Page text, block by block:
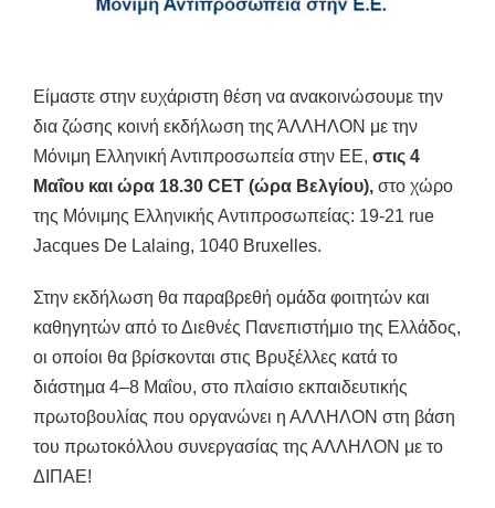
Είμαστε στην ευχάριστη θέση να ανακοινώσουμε την
δια ζώσης κοινή εκδήλωση της ΆΛΛΗΛΟΝ με την
Μόνιμη Ελληνική Αντιπροσωπεία στην ΕΕ, στις 4
Μαΐου και ώρα 18.30 CET (ώρα Βελγίου),στο χώρο
της Μόνιμης Ελληνικής Αντιπροσωπείας: 19-21 rue
Jacques De Lalaing, 1040 Bruxelles.
Στην εκδήλωση θα παραβρεθή ομάδα φοιτητών και
καθηγητών από το Διεθνές Πανεπιστήμιο της Ελλάδος,
οι οποίοι θα βρίσκονται στις Βρυξέλλες κατά το
διάστημα 4–8 Μαΐου, στο πλαίσιο εκπαιδευτικής
πρωτοβουλίας που οργανώνει η ΑΛΛΗΛΟΝ στη βάση
του πρωτοκόλλου συνεργασίας της ΑΛΛΗΛΟΝ με το
ΔΙΠΑΕ!